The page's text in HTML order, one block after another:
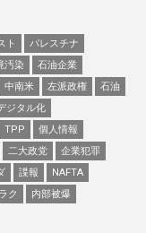
ト
パレスチナ
汚染
石油企業
中南米 左派政権
石油
ジタル化
TPP
個人情報
二大政党
企業犯罪
諜報
NAFTA
ク 内部被爆